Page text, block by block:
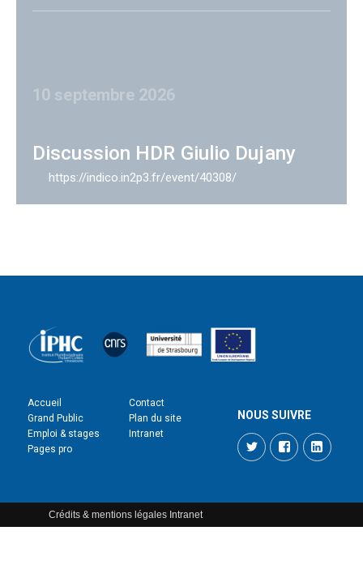
10 septembre 2026
Discussion HDR Giulio Dujany
https://indico.in2p3.fr/event/40308/
Accueil
Grand Public
Emploi & stages
Pages pro
Contact
Plan du site
Intranet
NOUS SUIVRE
TwitterFacebook
Crédits & mentions légales Intranet